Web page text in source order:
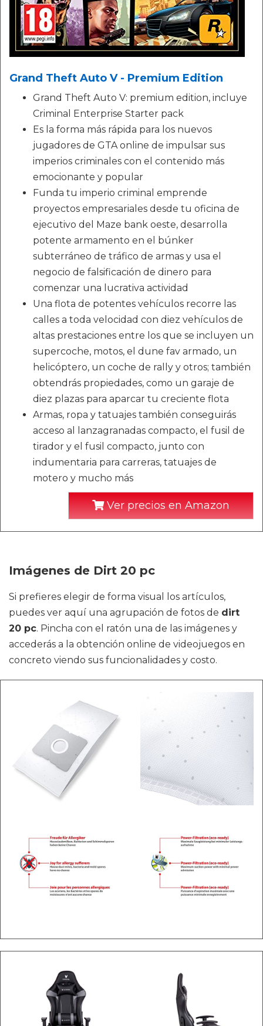
Grand Theft Auto V - Premium Edition
Grand Theft Auto V: premium edition, incluye
Criminal Enterprise Starter pack
Es la forma más rápida para los nuevos
jugadores de GTA online de impulsar sus
imperios criminales con el contenido más
emocionante y popular
Funda tu imperio criminal emprende
proyectos empresariales desde tu oficina de
ejecutivo del Maze bank oeste, desarrolla
potente armamento en el búnker
subterráneo de tráfico de armas y usa el
negocio de falsificación de dinero para
comenzar una lucrativa actividad
Una flota de potentes vehículos recorre las
calles a toda velocidad con diez vehículos de
altas prestaciones entre los que se incluyen un
supercoche, motos, el dune fav armado, un
helicóptero, un coche de rally y otros; también
obtendrás propiedades, como un garaje de
diez plazas para aparcar tu creciente flota
Armas, ropa y tatuajes también conseguirás
acceso al lanzagranadas compacto, el fusil de
tirador y el fusil compacto, junto con
indumentaria para carreras, tatuajes de
motero y mucho más
Ver precios en Amazon
Imágenes de Dirt 20 pc
Si prefieres elegir de forma visual los artículos,
puedes ver aquí una agrupación de fotos de dirt
20 pc. Pincha con el ratón una de las imágenes y
accederás a la obtención online de videojuegos en
concreto viendo sus funcionalidades y costo.